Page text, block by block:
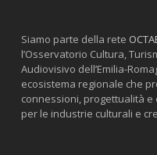
Siamo parte della rete
l’Osservatorio Cultura,
Audiovisivo dell’Emilia-
ecosistema regionale che
connessioni, progettualità
per le industrie culturali e